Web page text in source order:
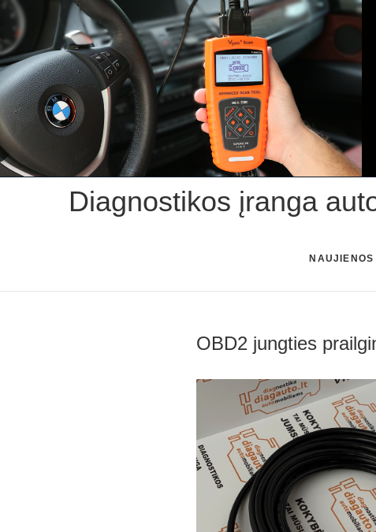
Skip
content
Diagnostikos įranga
NAUJIENOS
OBD2 jungties